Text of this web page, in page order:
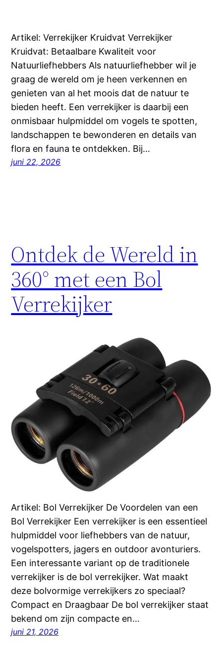
Artikel: Verrekijker Kruidvat Verrekijker
Kruidvat: Betaalbare Kwaliteit voor
Natuurliefhebbers Als natuurliefhebber wil je
graag de wereld om je heen verkennen en
genieten van al het moois dat de natuur te
bieden heeft. Een verrekijker is daarbij een
onmisbaar hulpmiddel om vogels te spotten,
landschappen te bewonderen en details van
flora en fauna te ontdekken. Bij…
juni 22, 2026
Ontdek de Wereld in
360° met een Bol
Verrekijker
Artikel: Bol Verrekijker De Voordelen van een
Bol Verrekijker Een verrekijker is een essentieel
hulpmiddel voor liefhebbers van de natuur,
vogelspotters, jagers en outdoor avonturiers.
Een interessante variant op de traditionele
verrekijker is de bol verrekijker. Wat maakt
deze bolvormige verrekijkers zo speciaal?
Compact en Draagbaar De bol verrekijker staat
bekend om zijn compacte en…
juni 21, 2026